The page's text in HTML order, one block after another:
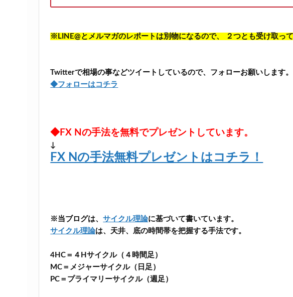
※LINE@とメルマガのレポートは別物になるので、 ２つとも受け取って
Twitterで相場の事などツイートしているので、フォローお願いします。
◆フォローはコチラ
◆FX Nの手法を無料でプレゼントしています。
↓
FX Nの手法無料プレゼントはコチラ！
※当ブログは、サイクル理論に基づいて書いています。
サイクル理論は、天井、底の時間帯を把握する手法です。
4HC＝４Hサイクル（４時間足）
MC＝メジャーサイクル（日足）
PC＝プライマリーサイクル（週足）